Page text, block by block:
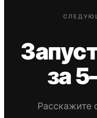
за
Расскажите